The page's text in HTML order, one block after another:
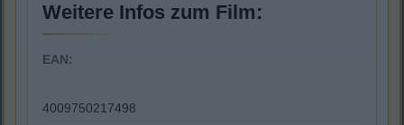
Weitere Infos zum Film:
EAN:
4009750217498